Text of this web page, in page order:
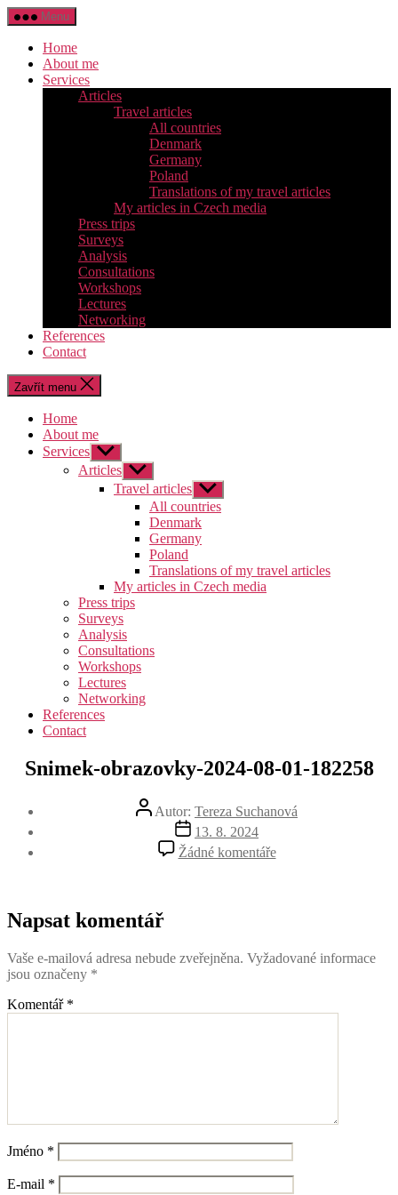
Přejít
k
obsahu
Menu
Home
About me
Services
Articles
Travel articles
All countries
Denmark
Germany
Poland
Translations of my travel articles
My articles in Czech media
Press trips
Surveys
Analysis
Consultations
Workshops
Lectures
Networking
References
Contact
Zavřít menu
Home
About me
Services Zobrazit
podmenu
Articles Zobrazit
podmenu
Travel articles Zobrazit
podmenu
All countries
Denmark
Germany
Poland
Translations of my travel articles
My articles in Czech media
Press trips
Surveys
Analysis
Consultations
Workshops
Lectures
Networking
References
Contact
Snimek-obrazovky-2024-08-01-182258
Autor
příspěvku
Autor: Tereza Suchanová
Datum
příspěvku
13. 8. 2024
Žádné komentářeu
textu
08-
Napsat komentář
Vaše e-mailová adresa nebude zveřejněna. Vyžadované informace
jsou označeny *
Komentář *
Jméno *
E-mail *